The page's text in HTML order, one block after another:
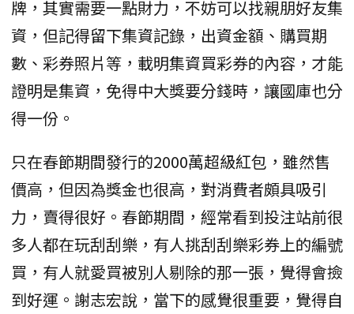
牌，其實需要一點財力，不妨可以找親朋好友集
資，但記得留下集資記錄，出資金額、購買期
數、彩券照片等，載明集資買彩券的內容，才能
證明是集資，免得中大獎要分錢時，讓國庫也分
得一份。
只在春節期間發行的2000萬超級紅包，雖然售
價高，但因為獎金也很高，對消費者頗具吸引
力，賣得很好。春節期間，經常看到投注站前很
多人都在玩刮刮樂，有人挑刮刮樂彩券上的編號
買，有人就愛買被別人剔除的那一張，覺得會撿
到好運。謝志宏說，當下的感覺很重要，覺得自